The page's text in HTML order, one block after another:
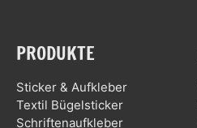
PRODUKTE
Sticker & Aufkleber
Textil Bügelsticker
Schriftenaufkleber